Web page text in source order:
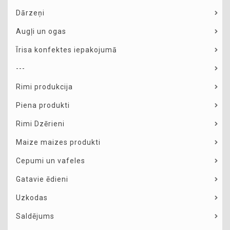
Dārzeņi
Augļi un ogas
Īrisa konfektes iepakojumā
---
Rimi produkcija
Piena produkti
Rimi Dzērieni
Maize maizes produkti
Cepumi un vafeles
Gatavie ēdieni
Uzkodas
Saldējums